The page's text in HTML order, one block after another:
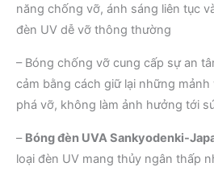
năng chống vỡ, ánh sáng liên tục
đèn UV dễ vỡ thông thường
– Bóng chống vỡ cung cấp sự an
cảm bằng cách giữ lại những
phá vỡ, không làm ảnh hưởng tới
– Bóng đèn UVA Sankyodenki-
loại đèn UV mang thủy ngân thấp